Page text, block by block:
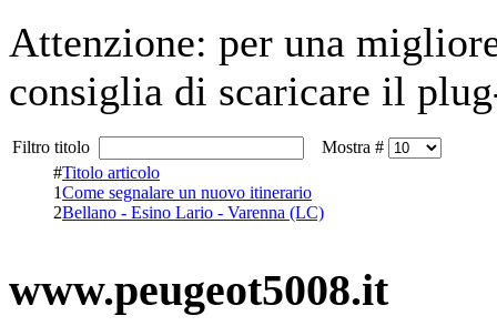
Attenzione: per una
consiglia di scaricare il
Filtro titolo
Mostra #
#Titolo articolo
1Come segnalare un nuovo itinerario
2Bellano - Esino Lario - Varenna (LC)
www.peugeot5008.it